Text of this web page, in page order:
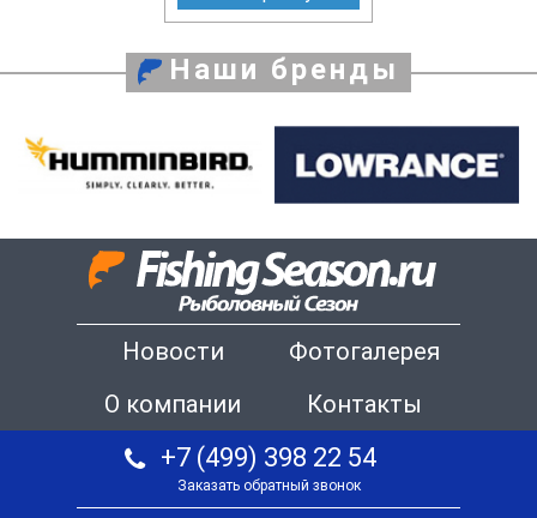
Наши бренды
Новости
Фотогалерея
О компании
Контакты
+7 (499) 398 22 54
Заказать обратный звонок